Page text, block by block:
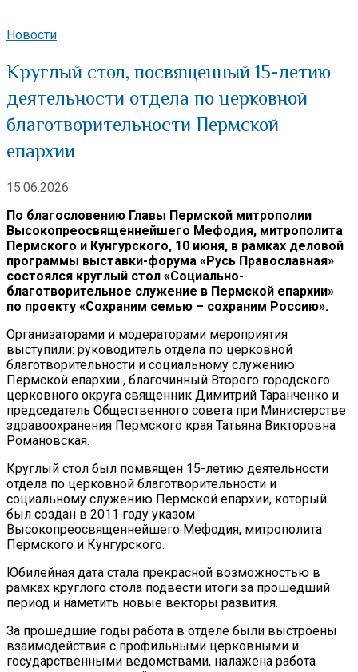
Новости
Круглый стол, посвященный 15-летию
деятельности отдела по церковной
благотворительности Пермской
епархии
15.06.2026
По благословению Главы Пермской митрополии
Высокопреосвященнейшего Мефодия, митрополита
Пермского и Кунгурского, 10 июня, в рамках деловой
программы выставки-форума «Русь Православная»
состоялся круглый стол «Социально-
благотворительное служение в Пермской епархии»
по проекту «Сохраним семью – сохраним Россию».
Организаторами и модераторами мероприятия
выступили: руководитель отдела по церковной
благотворительности и социальному служению
Пермской епархии , благочинный Второго городского
церковного округа священник Димитрий Таранченко и
председатель Общественного совета при Министерстве
здравоохранения Пермского края Татьяна Викторовна
Романовская.
Круглый стол был помвящен 15-летию деятельности
отдела по церковной благотворительности и
социальному служению Пермской епархии, который
был создан в 2011 году указом
Высокопреосвященнейшего Мефодия, митрополита
Пермского и Кунгурского.
Юбилейная дата стала прекрасной возможностью в
рамках круглого стола подвести итоги за прошедший
период и наметить новые векторы развития.
За прошедшие годы работа в отделе были выстроены
взаимодействия с профильными церковными и
государственными ведомствами, налажена работа